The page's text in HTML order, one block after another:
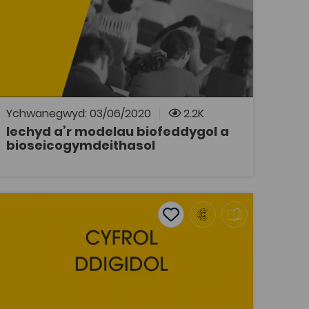
Ychwanegwyd: 03/06/2020 2.2K
Iechyd a’r modelau biofeddygol a
bioseicogymdeithasol
Adnodd Coleg Cymraeg
Cyfres o glipiau fideo sy'n cael eu defnyddio
ar y modiwl Iechyd a’r modelau biofeddygol a
bioseicogymdeithasol (MED16001), Ysgol
Gwyddorau Gofal Iechyd, Prifysgol Bangor.
AGOR
Lleuad a Thu Hwnt – Eirwen Gwynn
Add to favourites
Add to favourites
I'r Lleuad a Thu Hwnt – Eirwen Gwynn